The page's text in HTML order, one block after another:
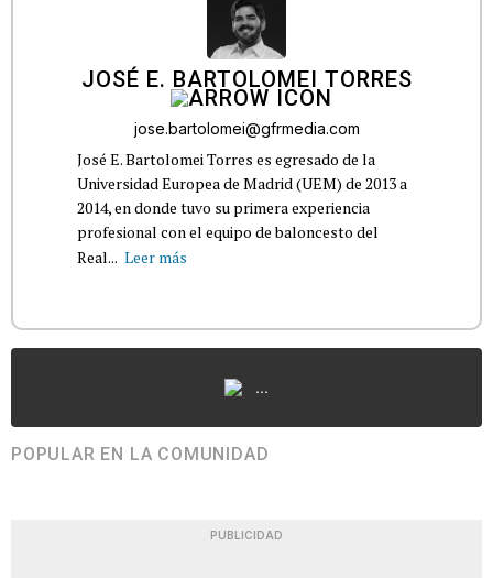
JOSÉ E. BARTOLOMEI TORRES
jose.bartolomei@gfrmedia.com
José E. Bartolomei Torres es egresado de la
Universidad Europea de Madrid (UEM) de 2013 a
2014, en donde tuvo su primera experiencia
profesional con el equipo de baloncesto del
Real... Leer más
...
POPULAR EN LA COMUNIDAD
PUBLICIDAD